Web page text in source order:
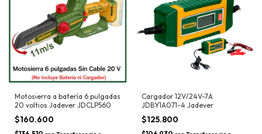
Motosierra a batería 6 pulgadas
20 voltios Jadever JDCLP560
$160.600
Cargador 12V/24V-7A
JDBY1A071-4 Jadever
$125.800